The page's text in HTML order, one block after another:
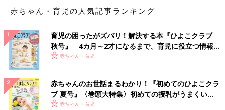
赤ちゃん・育児の人気記事ランキング
育児の困ったがズバリ！解決する本『ひよこクラブ
秋号』 4カ月～2才になるまで、育児に役立つ情報が
いっぱい！
赤ちゃん・育児
赤ちゃんのお世話まるわかり！『初めてのひよこクラ
ブ 夏号』〈巻頭大特集〉初めての授乳がうまくい
く！ おっぱい・ミルクの基本と夏のトラブル 解決テ
赤ちゃん・育児